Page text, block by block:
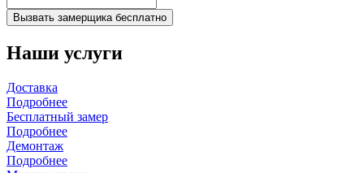
Наши услуги
Доставка
Подробнее
Бесплатный замер
Подробнее
Демонтаж
Подробнее